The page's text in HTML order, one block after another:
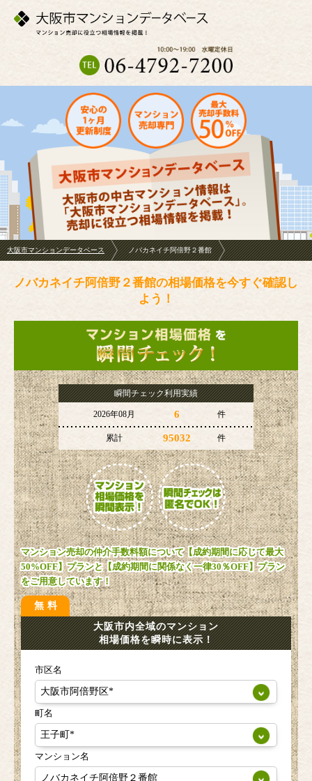
大阪市マンションデータベース ノバカネイチ阿倍野２番館
ノバカネイチ阿倍野２番館の相場価格を今すぐ確認し
よう！
瞬間チェック利用実績
2026年08月 6 件
累計 95032 件
マンション売却の仲介手数料額について【成約期間に応じて最大
50%OFF】プランと【成約期間に関係なく一律30％OFF】プラン
をご用意しています！
無料
大阪市内全域のマンション
相場価格を瞬時に表示！
市区名
町名
マンション名